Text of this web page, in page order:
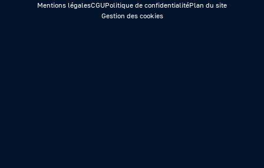
Mentions légalesCGUPolitique de confidentialitéPlan du site
Gestion des cookies